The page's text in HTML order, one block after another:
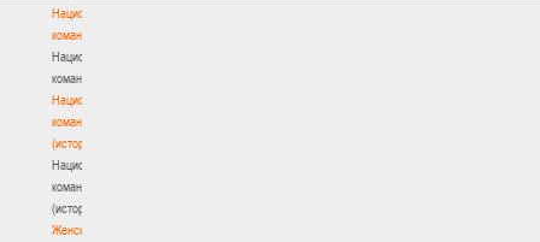
Национальная
команда
Национальная
команда
Национальная
команда
(история)
Национальная
команда
(история)
Женские